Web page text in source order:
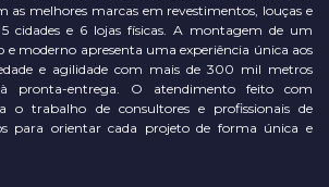
as melhores marcas em revestimentos, louças e
cidades e 6 lojas físicas. A montagem de um
e moderno apresenta uma experiência única aos
e agilidade com mais de 300 mil metros
pronta-entrega. O atendimento feito com
o trabalho de consultores e profissionais de
para orientar cada projeto de forma única e